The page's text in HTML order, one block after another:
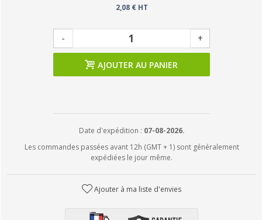
2,08 € HT
- +
AJOUTER AU PANIER
Date d'expédition : 07-08-2026.
Les commandes passées avant 12h (GMT + 1) sont généralement
expédiées le jour même.
Ajouter à ma liste d'envies